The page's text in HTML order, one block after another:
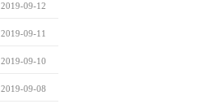
2019-09-12
2019-09-11
2019-09-10
2019-09-08